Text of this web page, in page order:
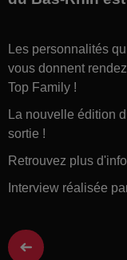
Les personnalités
vous donnent
Top Family !
La nouvelle édition
sortie !
Retrouvez plus
Interview réalisée